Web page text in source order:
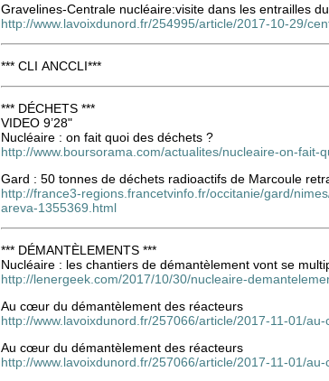
Gravelines-Centrale nucléaire:visite dans les entrailles
http://www.lavoixdunord.fr/254995/article/2017-10-29/
*** CLI ANCCLI***
*** DÉCHETS ***
VIDEO 9’28"
Nucléaire : on fait quoi des déchets ?
http://www.boursorama.com/actualites/nucleaire-on-
Gard : 50 tonnes de déchets radioactifs de Marcoule
http://france3-regions.francetvinfo.fr/occitanie/gard/
areva-1355369.html
*** DÉMANTÈLEMENTS ***
Nucléaire : les chantiers de démantèlement vont se
http://lenergeek.com/2017/10/30/nucleaire-
Au cœur du démantèlement des réacteurs
http://www.lavoixdunord.fr/257066/article/2017-11-01/
Au cœur du démantèlement des réacteurs
http://www.lavoixdunord.fr/257066/article/2017-11-01/